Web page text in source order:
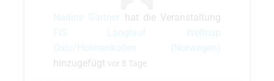
Nadine Gärtner hat die Veranstaltung
FIS Langlauf Weltcup
Oslo/Holmenkollen (Norwegen)
hinzugefügt vor 8 Tage